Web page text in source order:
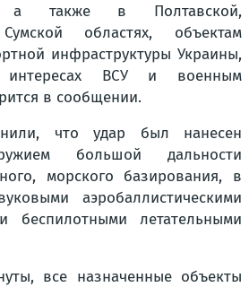
а также в Полтавской,
областях, объектам
инфраструктуры Украины,
интересах ВСУ и военным
в сообщении.
что удар был нанесен
большой дальности
морского базирования, в
аэробаллистическими
беспилотными летательными
все назначенные объекты